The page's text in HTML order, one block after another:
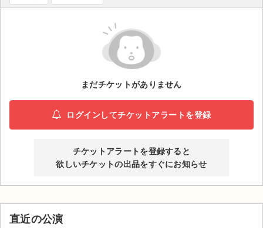
ライブ・コンサート（海外）
演劇・ミュージカル
AIに質問する
まだチケットがありません
ログインしてチケットアラートを登録
チケットアラートを登録すると
欲しいチケットの出品をすぐにお知らせ
直近の公演